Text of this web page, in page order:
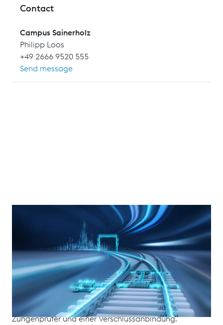
Contact
Campus Sainerholz
Philipp Loos
+49 2666 9520 555
Send message
Das elektro-hydraulische Weichenantriebssystem
ECOSTAR dient der Umstellung von
Vignolschienenweichen unabhängig von Spurweiten
bzw. Bauarten mit außen liegendem Verschluss
(SPHEROLOCK) für den Nah- und Fernverkehr. Es
besteht aus einem elektro-hydraulischen Antrieb,
einem Detektionsmodul (EPD 4.0) zur Überwachung
der Zungenendlagen inklusive der Verriegelung der
Zungenprüfer und einer Verschlussanbindung.